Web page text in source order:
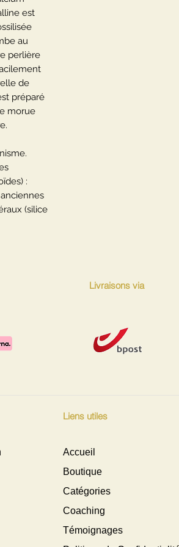
est
au
perlière
de
préparé
morue
:
(silice
Livraisons via
Liens utiles
Accueil
Boutique
Catégories
Coaching
Témoignages